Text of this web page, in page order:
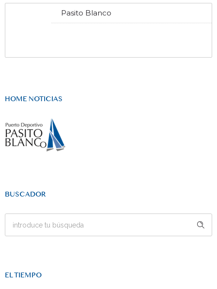
Pasito Blanco
HOME NOTICIAS
BUSCADOR
EL TIEMPO